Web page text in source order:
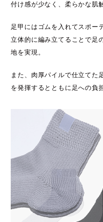
付け感が少なく、柔らかな肌
足甲にはゴムを入れてスポー
立体的に編み立てることで足
地を実現。
また、肉厚パイルで仕立てた
を発揮するとともに足への負